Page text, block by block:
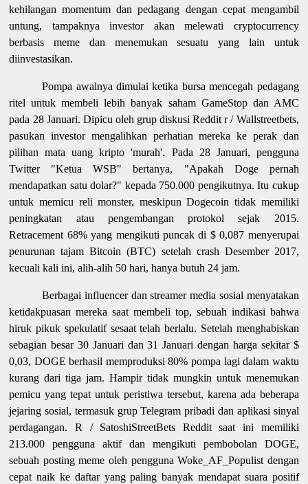
kehilangan momentum dan pedagang dengan cepat mengambil
untung, tampaknya investor akan melewati cryptocurrency
berbasis meme dan menemukan sesuatu yang lain untuk
diinvestasikan.
Pompa awalnya dimulai ketika bursa mencegah pedagang
ritel untuk membeli lebih banyak saham GameStop dan AMC
pada 28 Januari. Dipicu oleh grup diskusi Reddit r / Wallstreetbets,
pasukan investor mengalihkan perhatian mereka ke perak dan
pilihan mata uang kripto 'murah'. Pada 28 Januari, pengguna
Twitter "Ketua WSB" bertanya, "Apakah Doge pernah
mendapatkan satu dolar?" kepada 750.000 pengikutnya. Itu cukup
untuk memicu reli monster, meskipun Dogecoin tidak memiliki
peningkatan atau pengembangan protokol sejak 2015.
Retracement 68% yang mengikuti puncak di $ 0,087 menyerupai
penurunan tajam Bitcoin (BTC) setelah crash Desember 2017,
kecuali kali ini, alih-alih 50 hari, hanya butuh 24 jam.
Berbagai influencer dan streamer media sosial menyatakan
ketidakpuasan mereka saat membeli top, sebuah indikasi bahwa
hiruk pikuk spekulatif sesaat telah berlalu. Setelah menghabiskan
sebagian besar 30 Januari dan 31 Januari dengan harga sekitar $
0,03, DOGE berhasil memproduksi 80% pompa lagi dalam waktu
kurang dari tiga jam. Hampir tidak mungkin untuk menemukan
pemicu yang tepat untuk peristiwa tersebut, karena ada beberapa
jejaring sosial, termasuk grup Telegram pribadi dan aplikasi sinyal
perdagangan. R / SatoshiStreetBets Reddit saat ini memiliki
213.000 pengguna aktif dan mengikuti pembobolan DOGE,
sebuah posting meme oleh pengguna Woke_AF_Populist dengan
cepat naik ke daftar yang paling banyak mendapat suara positif